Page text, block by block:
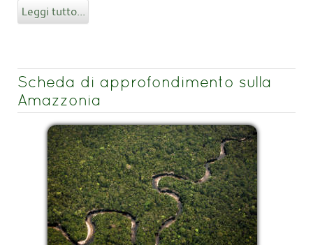
Leggi tutto...
Scheda di approfondimento sulla
Amazzonia